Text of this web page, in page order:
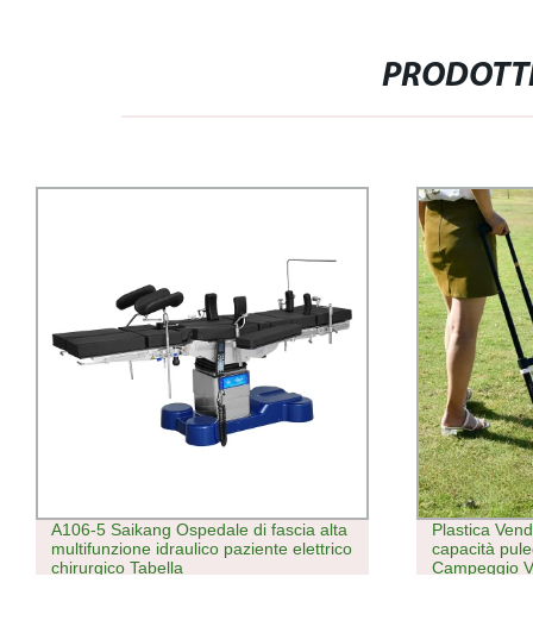
Plastica Vendita a caldo Grande
capacità puleggia a barra pieghevole
Campeggio Vano portaoggetti
Prodotti per
ospedaliero
Surgical